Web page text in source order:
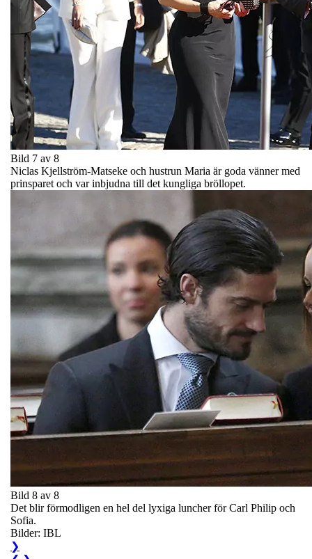
Bild 7 av 8
Niclas Kjellström-Matseke och hustrun Maria är goda vänner med
prinsparet och var inbjudna till det kungliga bröllopet.
Bild 8 av 8
Det blir förmodligen en hel del lyxiga luncher för Carl Philip och
Sofia.
Bilder: IBL
❯